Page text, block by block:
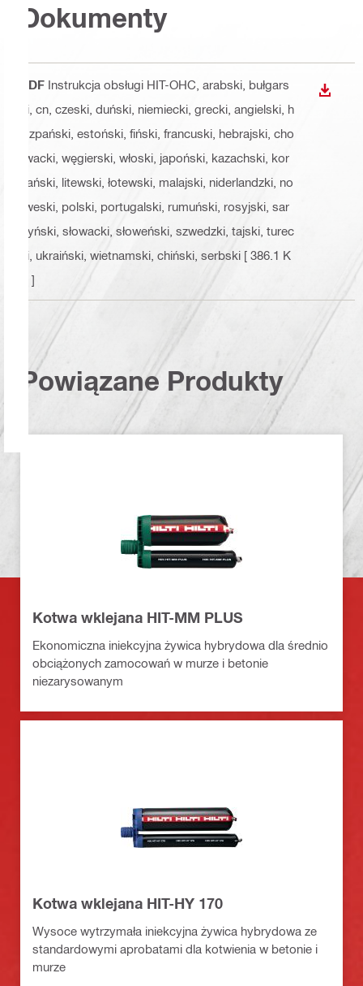
Dokumenty
PDF Instrukcja obsługi HIT-OHC , arabski, bułgars
ki, cn, czeski, duński, niemiecki, grecki, angielski, h
iszpański, estoński, fiński, francuski, hebrajski, cho
rwacki, węgierski, włoski, japoński, kazachski, kor
eański, litewski, łotewski, malajski, niderlandzki, no
rweski, polski, portugalski, rumuński, rosyjski, sar
dyński, słowacki, słoweński, szwedzki, tajski, turec
ki, ukraiński, wietnamski, chiński, serbski [ 386.1 K
B ]
Powiązane Produkty
Kotwa wklejana HIT-MM PLUS
Ekonomiczna iniekcyjna żywica hybrydowa dla średnio
obciążonych zamocowań w murze i betonie
niezarysowanym
Kotwa wklejana HIT-HY 170
Wysoce wytrzymała iniekcyjna żywica hybrydowa ze
standardowymi aprobatami dla kotwienia w betonie i
murze